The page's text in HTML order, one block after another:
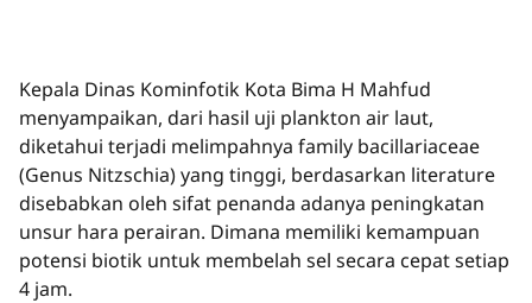
Kepala Dinas Kominfotik Kota Bima H Mahfud
menyampaikan, dari hasil uji plankton air laut,
diketahui terjadi melimpahnya family bacillariaceae
(Genus Nitzschia) yang tinggi, berdasarkan literature
disebabkan oleh sifat penanda adanya peningkatan
unsur hara perairan. Dimana memiliki kemampuan
potensi biotik untuk membelah sel secara cepat setiap
4 jam.